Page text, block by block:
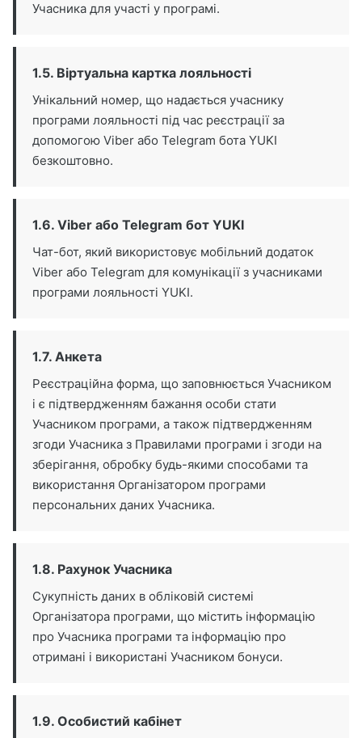
Учасника для участі у програмі.
1.5. Віртуальна картка лояльності
Унікальний номер, що надається учаснику
програми лояльності під час реєстрації за
допомогою Viber або Telegram бота YUKI
безкоштовно.
1.6. Viber або Telegram бот YUKI
Чат-бот, який використовує мобільний додаток
Viber або Telegram для комунікації з учасниками
програми лояльності YUKI.
1.7. Анкета
Реєстраційна форма, що заповнюється Учасником
і є підтвердженням бажання особи стати
Учасником програми, а також підтвердженням
згоди Учасника з Правилами програми і згоди на
зберігання, обробку будь-якими способами та
використання Організатором програми
персональних даних Учасника.
1.8. Рахунок Учасника
Сукупність даних в обліковій системі
Організатора програми, що містить інформацію
про Учасника програми та інформацію про
отримані і використані Учасником бонуси.
1.9. Особистий кабінет